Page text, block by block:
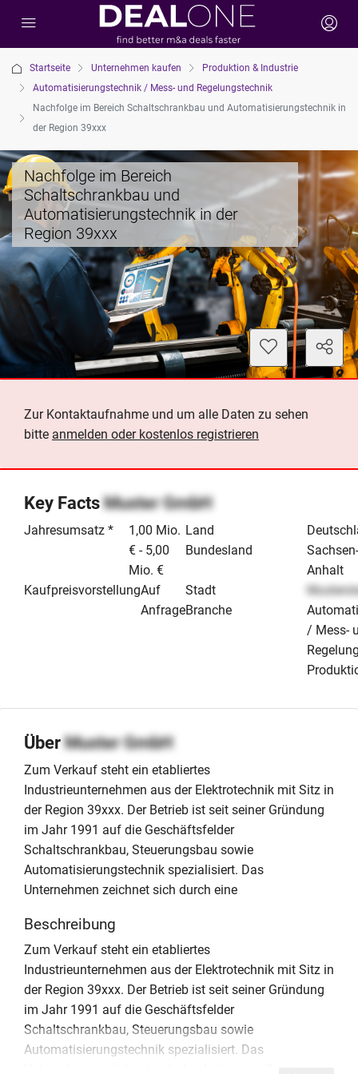
Startseite Unternehmen kaufen
Produktion & Industrie
Automatisierungstechnik / Mess- und Regelungstechnik
Nachfolge im Bereich Schaltschrankbau und Automatisierungstechnik in
der Region 39xxx
Nachfolge im Bereich
Schaltschrankbau und
Automatisierungstechnik in der
Region 39xxx
Zur Kontaktaufnahme und um alle Daten zu sehen
bitte anmelden oder kostenlos registrieren
Key FactsMuster GmbH
Jahresumsatz *
1,00 Mio.
€ - 5,00
Mio. €
KaufpreisvorstellungAuf
Anfrage
Land
Bundesland
Anhalt
Stadt
Branche
/ Mess-
ÜberMuster GmbH
Zum Verkauf steht ein etabliertes
Industrieunternehmen aus der Elektrotechnik mit Sitz in
der Region 39xxx. Der Betrieb ist seit seiner Gründung
im Jahr 1991 auf die Geschäftsfelder
Schaltschrankbau, Steuerungsbau sowie
Automatisierungstechnik spezialisiert. Das
Unternehmen zeichnet sich durch eine
Beschreibung
Zum Verkauf steht ein etabliertes
Industrieunternehmen aus der Elektrotechnik mit Sitz in
der Region 39xxx. Der Betrieb ist seit seiner Gründung
im Jahr 1991 auf die Geschäftsfelder
Schaltschrankbau, Steuerungsbau sowie
Automatisierungstechnik spezialisiert. Das